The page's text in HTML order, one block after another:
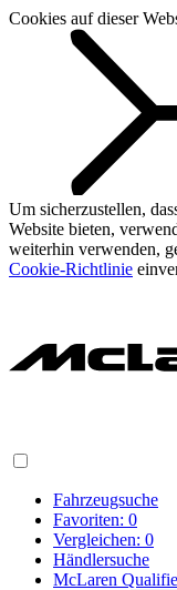
Cookies auf dieser
Um sicherzustellen,
Website bieten,
weiterhin verwenden,
Cookie-Richtlinie
Fahrzeugsuche
Favoriten: 0
Vergleichen: 0
Händlersuche
McLaren